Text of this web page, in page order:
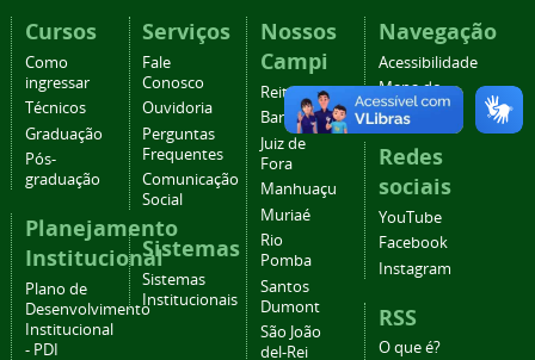
Cursos
Como
ingressar
Técnicos
Graduação
Pós-
graduação
Planejamento
Institucional
Plano de
Desenvolvimento
Institucional
- PDI
Serviços
Fale
Conosco
Ouvidoria
Perguntas
Frequentes
Comunicação
Social
Sistemas
Sistemas
Institucionais
Nossos
Campi
Reitoria
Barbacena
Juiz de
Fora
Manhuaçu
Muriaé
Rio
Pomba
Santos
Dumont
São João
del-Rei
Navegação
Acessibilidade
Mapa do
site
Redes
sociais
YouTube
Facebook
Instagram
RSS
O que é?